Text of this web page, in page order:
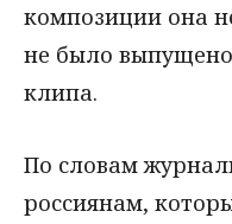
композиции она
не было
клипа.
По словам
россиянам,